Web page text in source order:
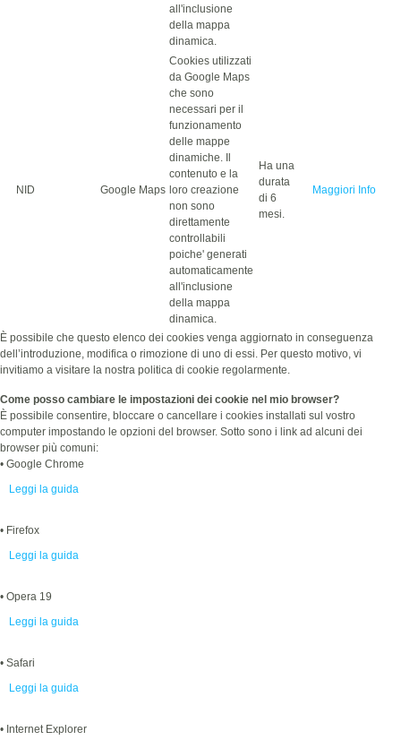
all'inclusione
della mappa
dinamica.
NID Google Maps
Cookies utilizzati
da Google Maps
che sono
necessari per il
funzionamento
delle mappe
dinamiche. Il
contenuto e la
loro creazione
non sono
direttamente
controllabili
poiche' generati
automaticamente
all'inclusione
della mappa
dinamica.
Ha una
durata
di 6
mesi.
Maggiori Info
È possibile che questo elenco dei cookies venga aggiornato in conseguenza
dell’introduzione, modifica o rimozione di uno di essi. Per questo motivo, vi
invitiamo a visitare la nostra politica di cookie regolarmente.
Come posso cambiare le impostazioni dei cookie nel mio browser?
È possibile consentire, bloccare o cancellare i cookies installati sul vostro
computer impostando le opzioni del browser. Sotto sono i link ad alcuni dei
browser più comuni:
• Google Chrome
Leggi la guida
• Firefox
Leggi la guida
• Opera 19
Leggi la guida
• Safari
Leggi la guida
• Internet Explorer